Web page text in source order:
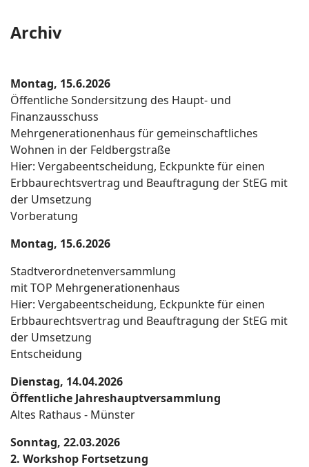
Archiv
Montag, 15.6.2026
Öffentliche Sondersitzung des Haupt- und
Finanzausschuss
Mehrgenerationenhaus für gemeinschaftliches
Wohnen in der Feldbergstraße
Hier: Vergabeentscheidung, Eckpunkte für einen
Erbbaurechtsvertrag und Beauftragung der StEG mit
der Umsetzung
Vorberatung
Montag, 15.6.2026
Stadtverordnetenversammlung
mit TOP Mehrgenerationenhaus
Hier: Vergabeentscheidung, Eckpunkte für einen
Erbbaurechtsvertrag und Beauftragung der StEG mit
der Umsetzung
Entscheidung
Dienstag, 14.04.2026
Öffentliche Jahreshauptversammlung
Altes Rathaus - Münster
Sonntag, 22.03.2026
2. Workshop Fortsetzung